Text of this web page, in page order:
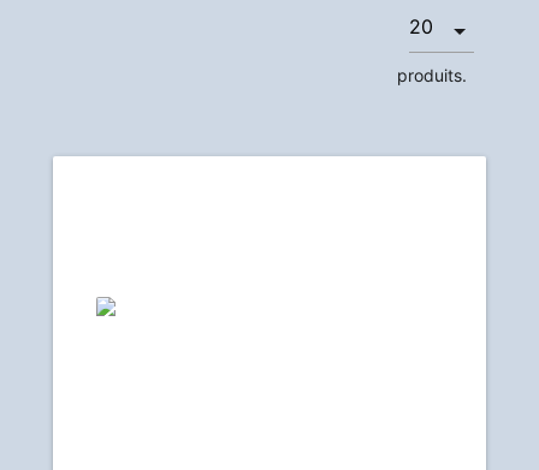
produits.